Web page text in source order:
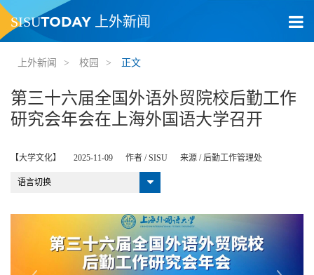
SISUTODAY 上外新闻
上外新闻 > 校园 > 正文
第三十六届全国外语外贸院校后勤工作
研究会年会在上海外国语大学召开
【大学文化】 2025-11-09 作者 /SISU 来源 /后勤工作管理处
语言切换